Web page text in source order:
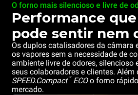
O forno mais silencioso e livre de
Performance
pode sentir nem
Os duplos catalisadores da câmara
os vapores sem a necessidade de
ambiente livre de odores, silencioso
seus colaboradores e clientes. Além
SPEED.Compact™ ECOo forno
mercado.